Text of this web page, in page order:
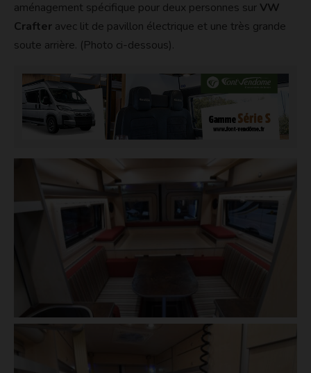
aménagement spécifique pour deux personnes sur VW
Crafter avec lit de pavillon électrique et une très grande
soute arrière. (Photo ci-dessous).